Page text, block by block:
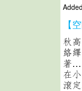
【
秋
絡
著
在
滾